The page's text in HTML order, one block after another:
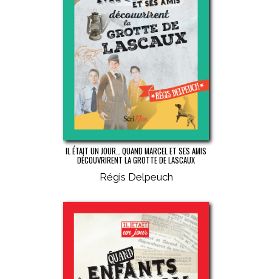
IL ÉTAIT UN JOUR… QUAND MARCEL ET SES AMIS
DÉCOUVRIRENT LA GROTTE DE LASCAUX
Régis Delpeuch